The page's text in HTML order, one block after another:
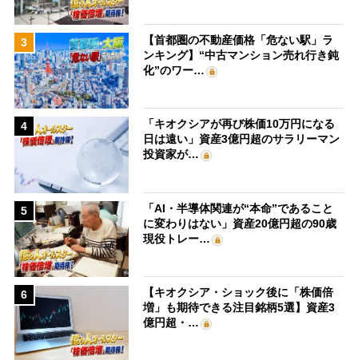
3
【首都圏の不動産価格「危ない駅」ラ
ンキング】“中古マンション売れ行き鈍
化”のワー…
4
「キオクシアが再び株価10万円になる
日は遠い」資産3億円超のサラリーマン
投資家が…
5
「AI・半導体関連が“本命”であること
に変わりはない」資産20億円超の90歳
現役トレー…
6
【キオクシア・ショック後に「株価倍
増」も期待できる注目銘柄5選】資産3
億円超・…